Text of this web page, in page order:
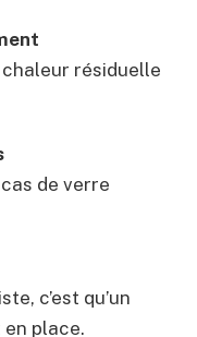
résiduelle
de verre
c’est qu’un
place.